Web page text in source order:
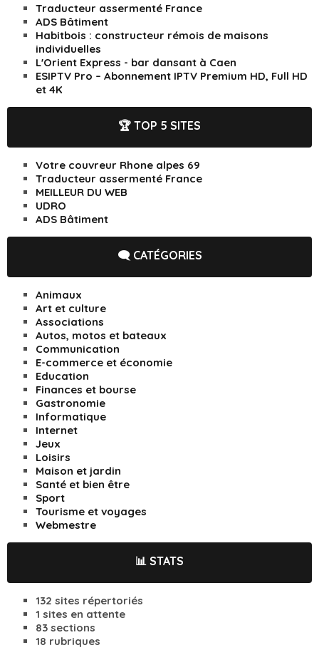
Traducteur assermenté France
ADS Bâtiment
Habitbois : constructeur rémois de maisons
individuelles
L'Orient Express - bar dansant à Caen
ESIPTV Pro – Abonnement IPTV Premium HD, Full HD
et 4K
🏆 TOP 5 SITES
Votre couvreur Rhone alpes 69
Traducteur assermenté France
MEILLEUR DU WEB
UDRO
ADS Bâtiment
🗨️ CATÉGORIES
Animaux
Art et culture
Associations
Autos, motos et bateaux
Communication
E-commerce et économie
Education
Finances et bourse
Gastronomie
Informatique
Internet
Jeux
Loisirs
Maison et jardin
Santé et bien être
Sport
Tourisme et voyages
Webmestre
📊 STATS
132 sites répertoriés
1 sites en attente
83 sections
18 rubriques